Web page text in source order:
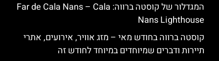
המגדלור של קוסטה ברווה: ‪‪Far de Cala Nans – Cala
Nans Lighthouse‬‬
קוסטה ברווה בחודש מאי – מזג אוויר, אירועים, אתרי
תיירות ודברים שמיוחדים במיוחד לחודש זה